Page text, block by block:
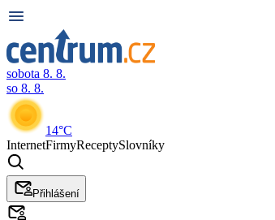
sobota 8. 8.
so 8. 8.
14°C
InternetFirmyReceptySlovníky
Přihlášení